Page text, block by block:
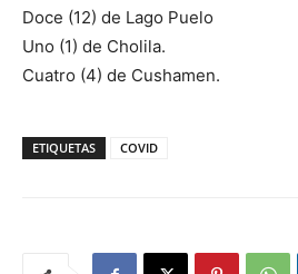
Doce (12) de Lago Puelo
Uno (1) de Cholila.
Cuatro (4) de Cushamen.
ETIQUETAS COVID